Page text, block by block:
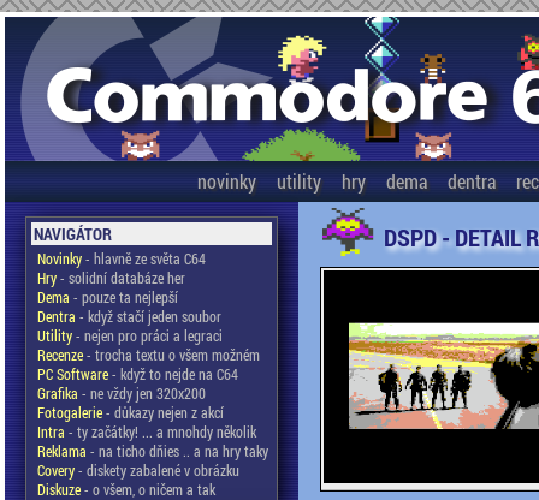
novinky utility hry dema dentra
NAVIGÁTOR
Novinky- hlavně ze světa C64
Hry- solidní databáze her
Dema - pouze ta nejlepší
Dentra - když stačí jeden soubor
Utility- nejen pro práci a legraci
Recenze- trocha textu o všem možném
PC Software- když to nejde na C64
Grafika - ne vždy jen 320x200
Fotogalerie- důkazy nejen z akcí
Intra - ty začátky! ... a mnohdy několik
Reklama - na ticho dňies .. a na hry taky
Covery- diskety zabalené v obrázku
Diskuze- o všem, o ničem a tak
DSPD - DETAIL